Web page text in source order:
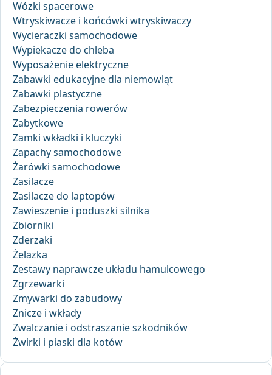
Wózki spacerowe
Wtryskiwacze i końcówki wtryskiwaczy
Wycieraczki samochodowe
Wypiekacze do chleba
Wyposażenie elektryczne
Zabawki edukacyjne dla niemowląt
Zabawki plastyczne
Zabezpieczenia rowerów
Zabytkowe
Zamki wkładki i kluczyki
Zapachy samochodowe
Żarówki samochodowe
Zasilacze
Zasilacze do laptopów
Zawieszenie i poduszki silnika
Zbiorniki
Zderzaki
Żelazka
Zestawy naprawcze układu hamulcowego
Zgrzewarki
Zmywarki do zabudowy
Znicze i wkłady
Zwalczanie i odstraszanie szkodników
Żwirki i piaski dla kotów